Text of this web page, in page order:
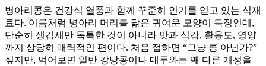
병아리콩은 건강식 열풍과 함께 꾸준히 인기를 얻고 있는 식재
료다. 이름처럼 병아리 머리를 닮은 귀여운 모양이 특징인데,
단순히 생김새만 독특한 것이 아니라 맛과 식감, 활용도, 영양
까지 상당히 매력적인 편이다. 처음 접하면 “그냥 콩 아닌가?”
싶지만, 먹어보면 일반 강낭콩이나 대두와는 꽤 다른 개성을